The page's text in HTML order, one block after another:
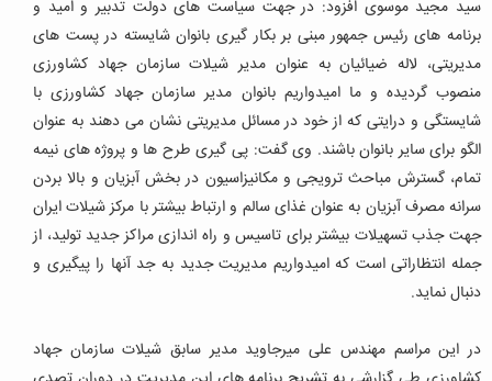
سید مجید موسوی افزود: در جهت سیاست های دولت تدبیر و امید و
برنامه های رئیس جمهور مبنی بر بکار گیری بانوان شایسته در پست های
مدیریتی، لاله ضیائیان به عنوان مدیر شیلات سازمان جهاد کشاورزی
منصوب گردیده و ما امیدواریم بانوان مدیر سازمان جهاد کشاورزی با
شایستگی و درایتی که از خود در مسائل مدیریتی نشان می دهند به عنوان
الگو برای سایر بانوان باشند. وی گفت: پی گیری طرح ها و پروژه های نیمه
تمام، گسترش مباحث ترویجی و مکانیزاسیون در بخش آبزیان و بالا بردن
سرانه مصرف آبزیان به عنوان غذای سالم و ارتباط بیشتر با مرکز شیلات ایران
جهت جذب تسهیلات بیشتر برای تاسیس و راه اندازی مراکز جدید تولید، از
جمله انتظاراتی است که امیدواریم مدیریت جدید به جد آنها را پیگیری و
دنبال نماید.
در این مراسم مهندس علی میرجاوید مدیر سابق شیلات سازمان جهاد